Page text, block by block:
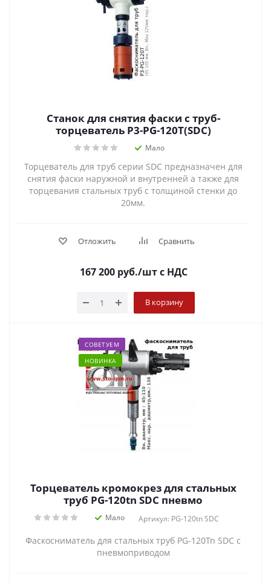
Станок для снятия фаски с труб-
торцеватель P3-PG-120T(SDC)
Мало
Торцеватель для труб серии SDC предназначен для
снятия фаски наружной и внутренней а также для
торцевания стальных труб с толщиной стенки до
20мм.
Отложить Сравнить
167 200руб./штс НДС
В корзину
СОВЕТУЕМ
НОВИНКА
Торцеватель кромокрез для стальных
труб PG-120tn SDC пневмо
Мало Артикул: PG-120tn SDC
Фаскосниматель для стальных труб PG-120Tn SDC с
пневмоприводом